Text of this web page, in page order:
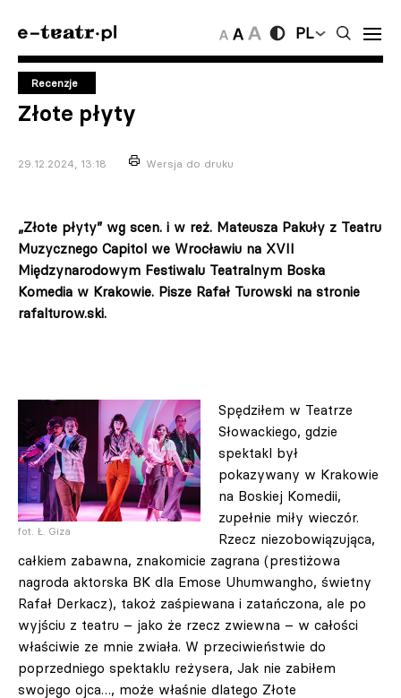
PL
Recenzje
Złote płyty
29.12.2024, 13:18 Wersja do druku
„Złote płyty” wg scen. i w reż. Mateusza Pakuły z Teatru
Muzycznego Capitol we Wrocławiu na XVII
Międzynarodowym Festiwalu Teatralnym Boska
Komedia w Krakowie. Pisze Rafał Turowski na stronie
rafalturow.ski.
fot. Ł. Giza
Spędziłem w Teatrze
Słowackiego, gdzie
spektakl był
pokazywany w Krakowie
na Boskiej Komedii,
zupełnie miły wieczór.
Rzecz niezobowiązująca,
całkiem zabawna, znakomicie zagrana (prestiżowa
nagroda aktorska BK dla Emose Uhumwangho, świetny
Rafał Derkacz), takoż zaśpiewana i zatańczona, ale po
wyjściu z teatru – jako że rzecz zwiewna – w całości
właściwie ze mnie zwiała. W przeciwieństwie do
poprzedniego spektaklu reżysera, Jak nie zabiłem
swojego ojca…, może właśnie dlatego Złote